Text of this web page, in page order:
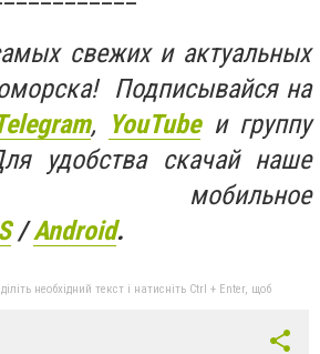
свежих и актуальных
Подписывайся на
, YouTubeи группу
удобства скачай наше
мобильное
/Android.
необхідний текст і натисніть Ctrl + Enter, щоб